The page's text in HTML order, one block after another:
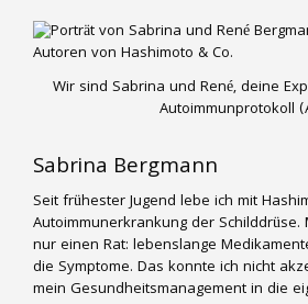
Wir sind Sabrina und René, deine
Autoimmunprotokoll
Sabrina Bergmann
Seit frühester Jugend lebe ich mit
Autoimmunerkrankung der
nur einen Rat: lebenslange
die Symptome. Das konnte ich nicht
mein Gesundheitsmanagement in die